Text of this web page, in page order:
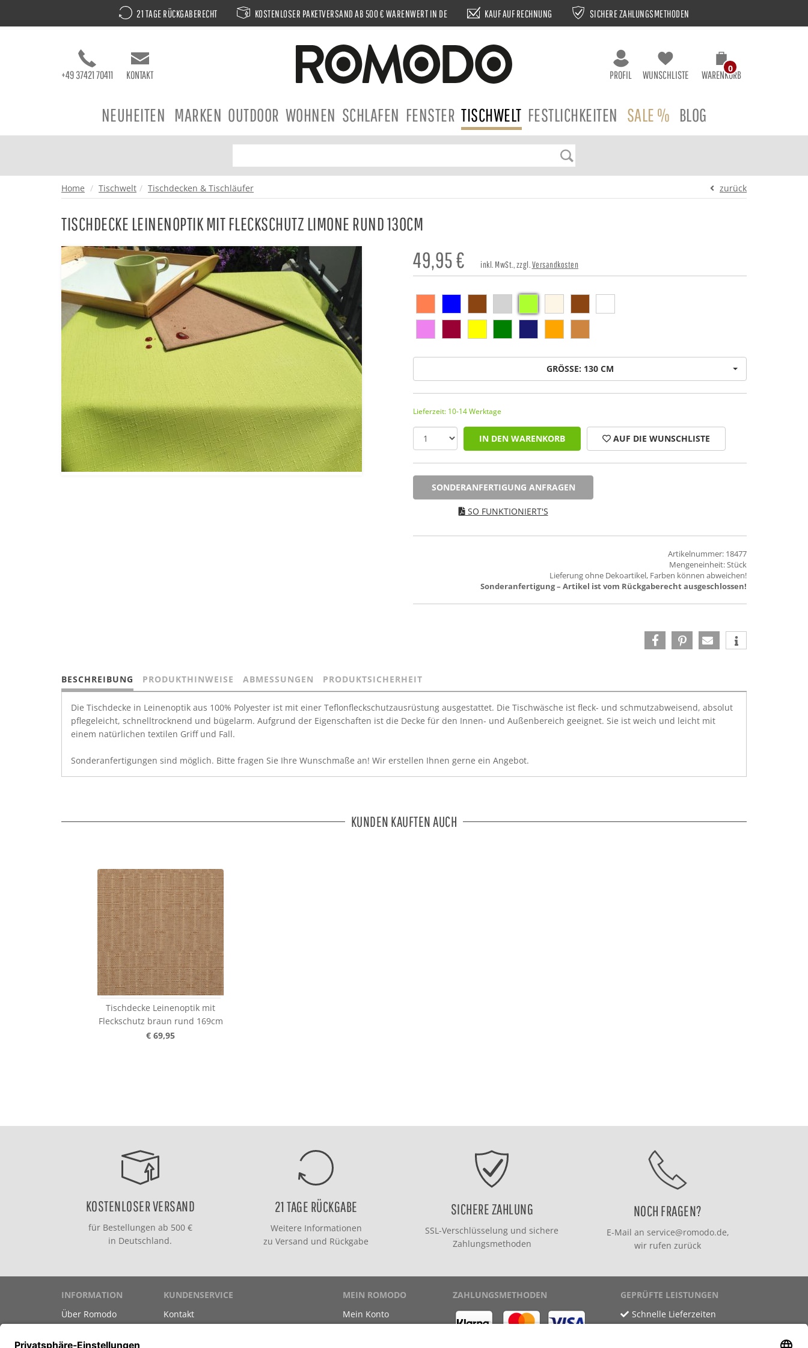
21 TAGE RÜCKGABERECHT KOSTENLOSER PAKETVERSAND AB 500 € WARENWERT IN DE KAUF AUF RECHNUNG SICHERE ZAHLUNGSMETHODEN
+49 37421 70411 KONTAKT PROFIL WUNSCHLISTE WARENKORB
0
NEUHEITEN MARKEN OUTDOOR WOHNEN SCHLAFEN FENSTER TISCHWELT FESTLICHKEITEN SALE % BLOG
Home Tischwelt Tischdecken & Tischläufer zurück
TISCHDECKE LEINENOPTIK MIT FLECKSCHUTZ LIMONE RUND 130CM
49,95€ inkl. MwSt., zzgl.Versandkosten
GRÖSSE: 130 CM
Lieferzeit: 10-14 Werktage
IN DEN WARENKORB AUF DIE WUNSCHLISTE
SONDERANFERTIGUNG ANFRAGEN
SO FUNKTIONIERT'S
Artikelnummer: 18477
Mengeneinheit: Stück
Lieferung ohne Dekoartikel, Farben können abweichen!
Sonderanfertigung – Artikel ist vom Rückgaberecht ausgeschlossen!
BESCHREIBUNG PRODUKTHINWEISE ABMESSUNGEN PRODUKTSICHERHEIT
Die Tischdecke in Leinenoptik aus 100% Polyester ist mit einer Teflonfleckschutzausrüstung ausgestattet. Die Tischwäsche ist fleck- und schmutzabweisend, absolut
pflegeleicht, schnelltrocknend und bügelarm. Aufgrund der Eigenschaften ist die Decke für den Innen- und Außenbereich geeignet. Sie ist weich und leicht mit
einem natürlichen textilen Griff und Fall.
Sonderanfertigungen sind möglich. Bitte fragen Sie Ihre Wunschmaße an! Wir erstellen Ihnen gerne ein Angebot.
KUNDEN KAUFTEN AUCH
Tischdecke Leinenoptik mit
Fleckschutz braun rund 169cm
€ 69,95
KOSTENLOSER VERSAND
für Bestellungen ab 500 €
in Deutschland.
21 TAGE RÜCKGABE
Weitere Informationen
zuVersand und Rückgabe
SICHERE ZAHLUNG
SSL-Verschlüsselung und sichere
Zahlungsmethoden
NOCH FRAGEN?
E-Mail an service@romodo.de,
wir rufen zurück
INFORMATION
Über Romodo
KUNDENSERVICE
Kontakt
MEIN ROMODO
Mein Konto
ZAHLUNGSMETHODEN
GEPRÜFTE LEISTUNGEN
Schnelle Lieferzeiten